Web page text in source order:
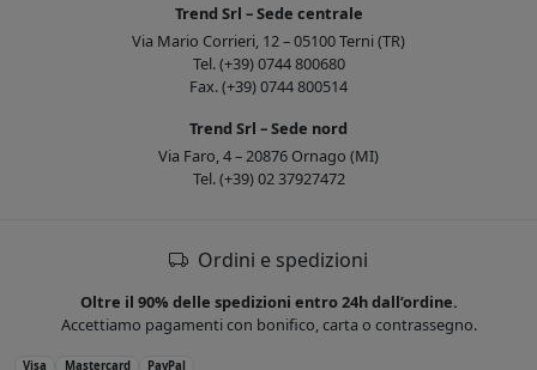
Trend Srl – Sede centrale
Via Mario Corrieri, 12 – 05100 Terni (TR)
Tel. (+39) 0744 800680
Fax. (+39) 0744 800514
Trend Srl – Sede nord
Via Faro, 4 – 20876 Ornago (MI)
Tel. (+39) 02 37927472
Ordini e spedizioni
Oltre il 90% delle spedizioni entro 24h dall’ordine.
Accettiamo pagamenti con bonifico, carta o contrassegno.
Visa Mastercard PayPal